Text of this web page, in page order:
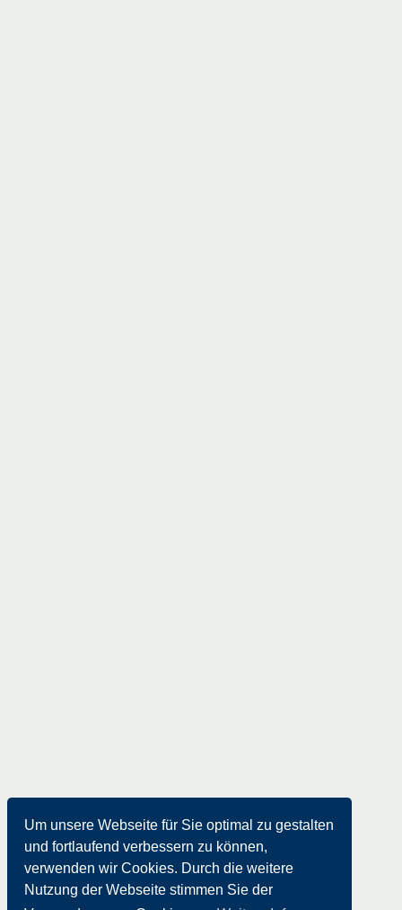
Um unsere Webseite für Sie optimal zu gestalten
und fortlaufend verbessern zu können,
verwenden wir Cookies. Durch die weitere
Nutzung der Webseite stimmen Sie der